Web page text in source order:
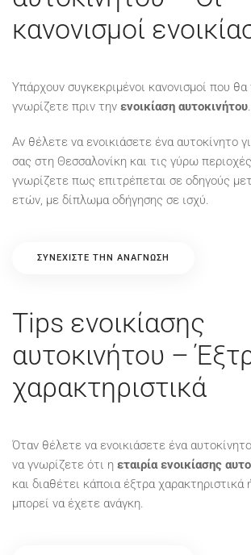
κανονισμοί
Υπάρχουν συγκεκριμένοι κανονισμοί που
γνωρίζετε πριν την ενοικίαση αυτοκινήτου.
Αν θέλετε να ενοικιάσετε ένα αυτοκίνητο
σας στη Θεσσαλονίκη και τις γύρω
γνωρίζετε πως επιτρέπεται σε οδηγούς
ετών, με δίπλωμα οδήγησης σε ισχύ.
ΣΥΝΕΧΊΣΤΕ ΤΗΝ ΑΝΆΓΝΩΣΗ
Tips ενοικίασης
αυτοκινήτου –
χαρακτηριστικά
Όταν θέλετε να ενοικιάσετε ένα
να γνωρίζετε ότι η εταιρία ενοικίασης
και διαθέτει κάποια έξτρα
μπορεί να έχετε ανάγκη.